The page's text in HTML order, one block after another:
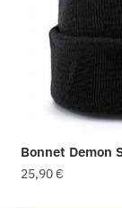
Bonnet Demon
25,90€